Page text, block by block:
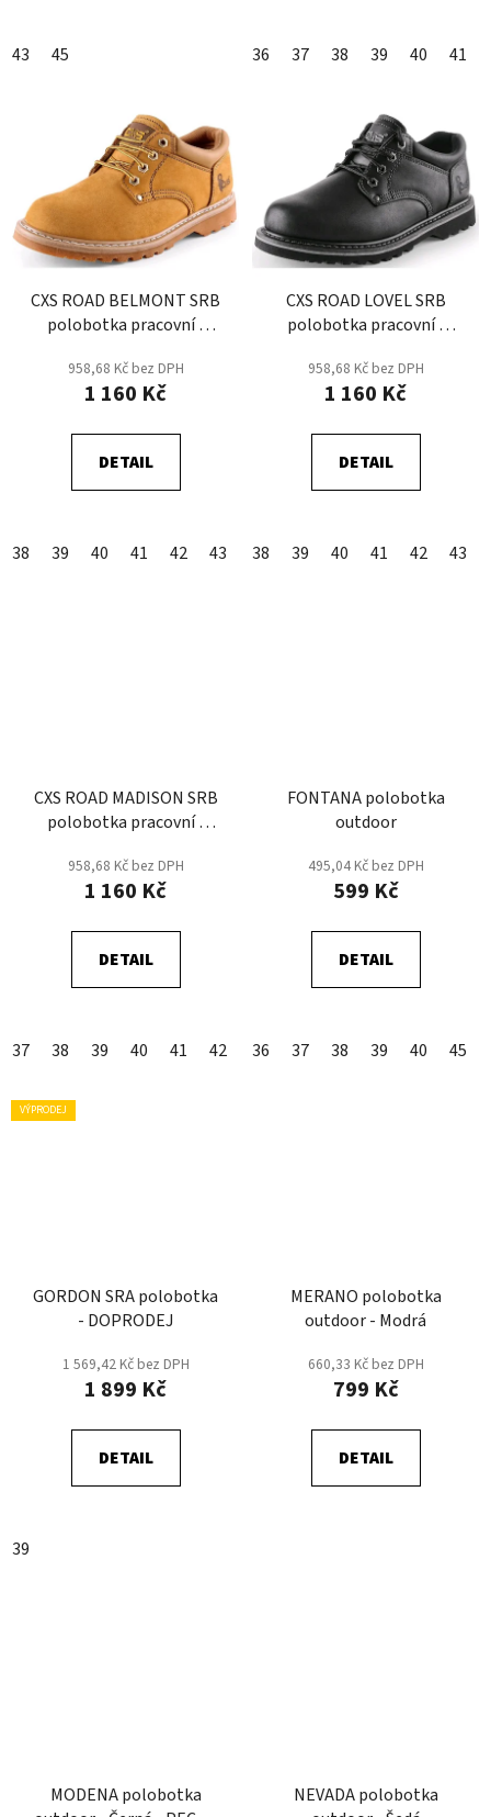
43 45 36 37 38 39 40 41
CXS ROAD BELMONT SRB
polobotka pracovní -
958,68 Kč bez DPH
1 160 Kč
DETAIL
38 39 40 41 42 43 44 45 46 47 48
CXS ROAD LOVEL SRB
polobotka pracovní -
958,68 Kč bez DPH
1 160 Kč
DETAIL
38 39 40 41 42 43
CXS ROAD MADISON SRB
polobotka pracovní -
958,68 Kč bez DPH
1 160 Kč
DETAIL
37 38 39 40 41 42 43 44 45 46 47 48
FONTANA polobotka
outdoor
495,04 Kč bez DPH
599 Kč
DETAIL
36 37 38 39 40 45
VÝPRODEJ
GORDON SRA polobotka
- DOPRODEJ
1 569,42 Kč bez DPH
1 899 Kč
DETAIL
39
MERANO polobotka
outdoor - Modrá
660,33 Kč bez DPH
799 Kč
DETAIL
MODENA polobotka
NEVADA polobotka